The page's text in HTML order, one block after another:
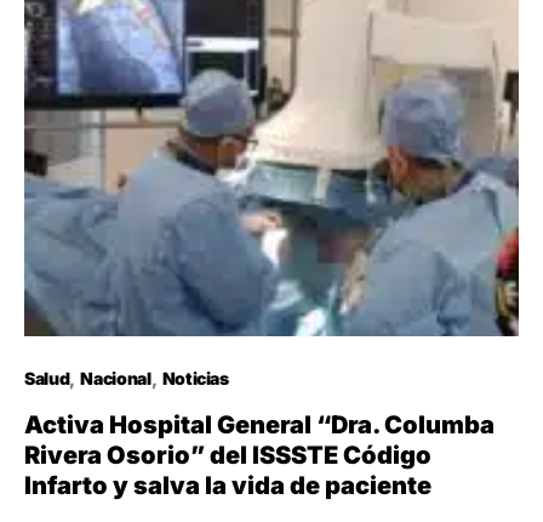
Salud Nacional Noticias
Activa Hospital General “Dra. Columba
Rivera Osorio” del ISSSTE Código
Infarto y salva la vida de paciente